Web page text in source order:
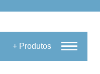
+ Produtos